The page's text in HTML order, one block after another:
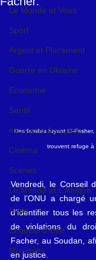
Le Monde et Vous
Sport
Argent et Placement
Guerre en Ukraine
Economie
Santé
économie française
Cinéma
Scènes
Le Monde et L'Afrique
Niger
Enquête d'idée
Musiques
Des familles fuyant El-
trouvent refuge à
Vendredi, le Conseil
de l’ONU a chargé
d’identifier tous les
de violations du
Facher, au Soudan,
en justice.